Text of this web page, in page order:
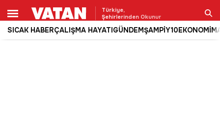
Türkiye,
Şehirlerinden Okunur
SICAK HABERÇALIŞMA HAYATIGÜNDEMŞAMPİY10EKONOMİ
Ara